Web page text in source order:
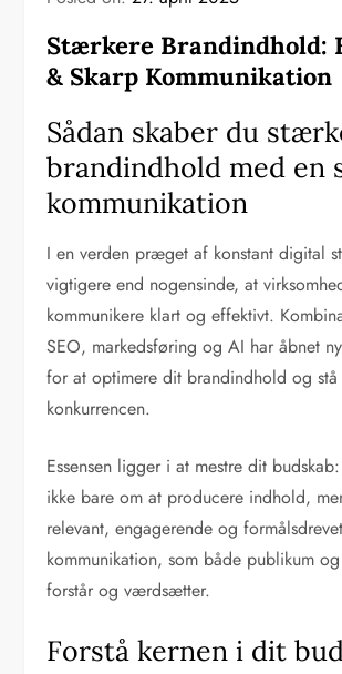
Stærkere Brandindhold:
& Skarp Kommunikation
Sådan skaber du
brandindhold med en
kommunikation
I en verden præget af konstant digital
vigtigere end nogensinde, at
kommunikere klart og effektivt.
SEO, markedsføring og AI har åbnet
for at optimere dit brandindhold og
konkurrencen.
Essensen ligger i at mestre dit
ikke bare om at producere indhold,
relevant, engagerende og formålsdrevet
kommunikation, som både publikum
forstår og værdsætter.
Forstå kernen i dit